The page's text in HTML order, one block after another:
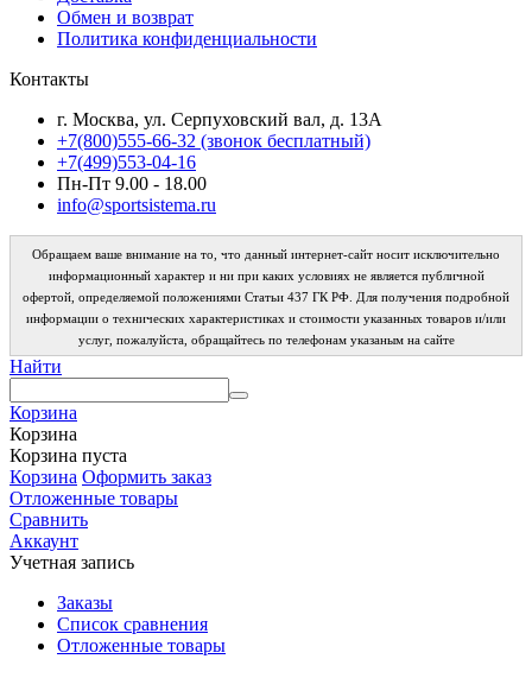
Обмен и возврат
Политика конфиденциальности
Контакты
г. Москва, ул. Серпуховский вал, д. 13А
+7(800)555-66-32 (звонок бесплатный)
+7(499)553-04-16
Пн-Пт 9.00 - 18.00
info@sportsistema.ru
Обращаем ваше внимание на то, что данный интернет-сайт носит исключительно
информационный характер и ни при каких условиях не является публичной
офертой, определяемой положениями Статьи 437 ГК РФ. Для получения подробной
информации о технических характеристиках и стоимости указанных товаров и/или
услуг, пожалуйста, обращайтесь по телефонам указаным на сайте
Найти
Корзина
Корзина
Корзина пуста
Корзина Оформить заказ
Отложенные товары
Сравнить
Аккаунт
Учетная запись
Заказы
Список сравнения
Отложенные товары